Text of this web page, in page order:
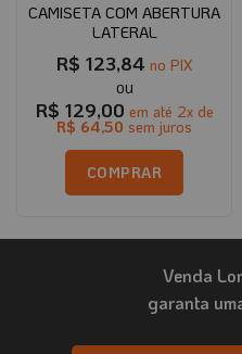
CAMISETA COM ABERTURA
LATERAL
R$ 123,84 no PIX
R$ 129,00 em até 2x de
R$ 64,50 sem juros
COMPRAR
variantes.
opções
Venda
garanta